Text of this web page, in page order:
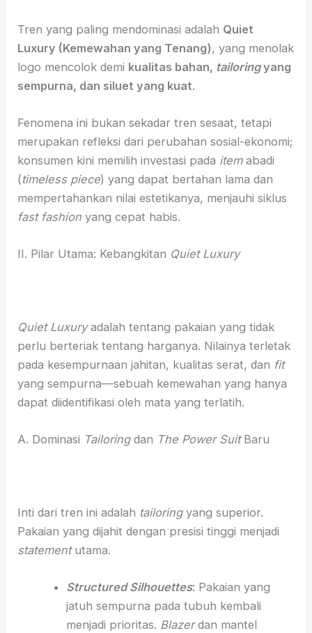
Tren yang paling mendominasi adalah Quiet
Luxury (Kemewahan yang Tenang), yang menolak
logo mencolok demi kualitas bahan, tailoringyang
sempurna, dan siluet yang kuat.
Fenomena ini bukan sekadar tren sesaat, tetapi
merupakan refleksi dari perubahan sosial-ekonomi;
konsumen kini memilih investasi pada itemabadi
(timeless piece) yang dapat bertahan lama dan
mempertahankan nilai estetikanya, menjauhi siklus
fast fashion yang cepat habis.
II. Pilar Utama: Kebangkitan Quiet Luxury
Quiet Luxuryadalah tentang pakaian yang tidak
perlu berteriak tentang harganya. Nilainya terletak
pada kesempurnaan jahitan, kualitas serat, dan fit
yang sempurna—sebuah kemewahan yang hanya
dapat diidentifikasi oleh mata yang terlatih.
A. Dominasi Tailoringdan The Power SuitBaru
Inti dari tren ini adalah tailoringyang superior.
Pakaian yang dijahit dengan presisi tinggi menjadi
statementutama.
Structured Silhouettes: Pakaian yang
jatuh sempurna pada tubuh kembali
menjadi prioritas. Blazerdan mantel